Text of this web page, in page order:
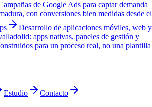
de Google Ads para captar demanda
con conversiones bien medidas desde el
Desarrollo de aplicaciones móviles, web y
apps nativas, paneles de gestión y
para un proceso real, no una plantilla
Estudio
Contacto